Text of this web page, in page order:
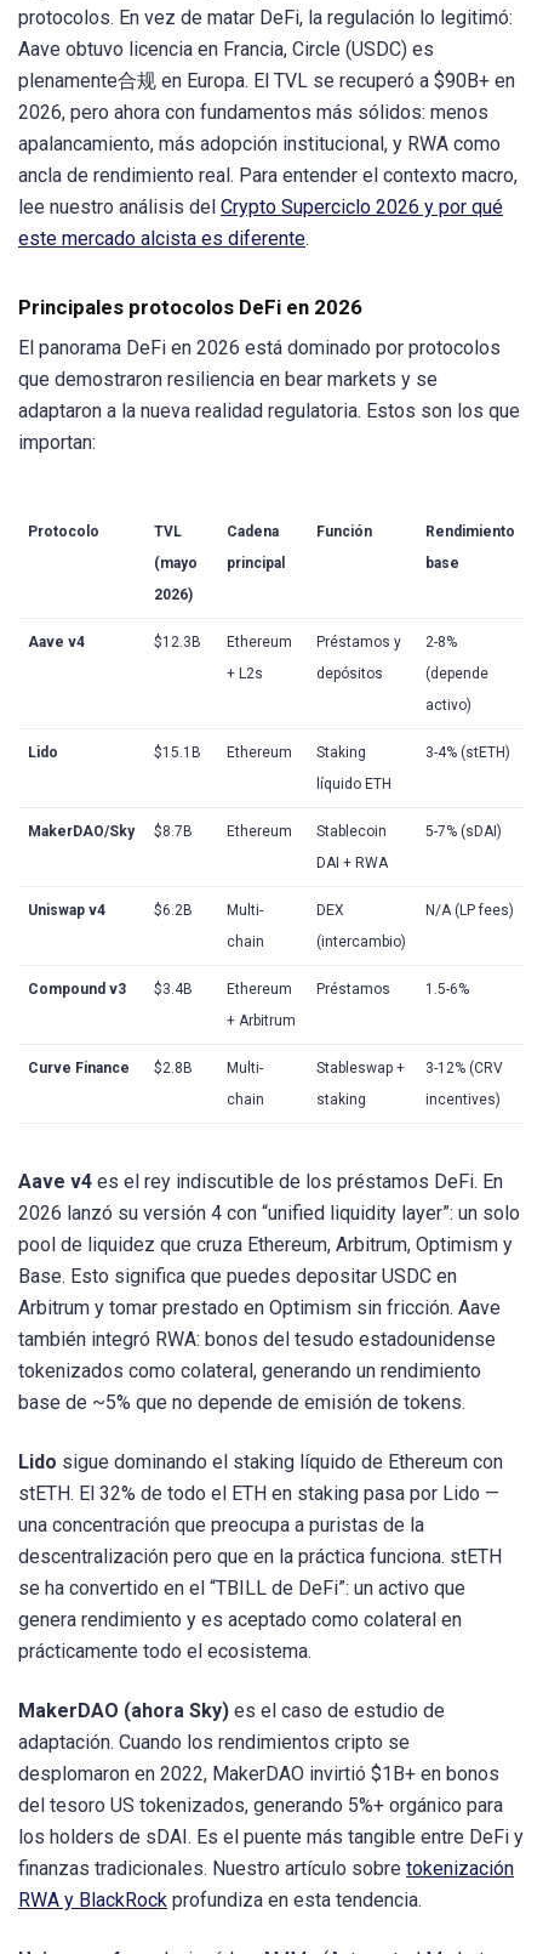
protocolos. En vez de matar DeFi, la regulación lo legitimó:
Aave obtuvo licencia en Francia, Circle (USDC) es
plenamente合规 en Europa. El TVL se recuperó a $90B+ en
2026, pero ahora con fundamentos más sólidos: menos
apalancamiento, más adopción institucional, y RWA como
ancla de rendimiento real. Para entender el contexto macro,
lee nuestro análisis del Crypto Superciclo 2026 y por qué
este mercado alcista es diferente.
Principales protocolos DeFi en 2026
El panorama DeFi en 2026 está dominado por protocolos
que demostraron resiliencia en bear markets y se
adaptaron a la nueva realidad regulatoria. Estos son los que
importan:
Protocolo
TVL
(mayo
2026)
Cadena
principal
Función
Rendimiento
base
Aave v4 $12.3B
Ethereum
+ L2s
Préstamos y
depósitos
2-8%
(depende
activo)
Lido $15.1B Ethereum
Staking
líquido ETH
3-4% (stETH)
MakerDAO/Sky $8.7B Ethereum
Stablecoin
DAI + RWA
5-7% (sDAI)
Uniswap v4 $6.2B
Multi-
chain
DEX
(intercambio)
N/A (LP fees)
Compound v3 $3.4B
Ethereum
+ Arbitrum
Préstamos 1.5-6%
Curve Finance $2.8B
Multi-
chain
Stableswap +
staking
3-12% (CRV
incentives)
Aave v4 es el rey indiscutible de los préstamos DeFi. En
2026 lanzó su versión 4 con “unified liquidity layer”: un solo
pool de liquidez que cruza Ethereum, Arbitrum, Optimism y
Base. Esto significa que puedes depositar USDC en
Arbitrum y tomar prestado en Optimism sin fricción. Aave
también integró RWA: bonos del tesudo estadounidense
tokenizados como colateral, generando un rendimiento
base de ~5% que no depende de emisión de tokens.
Lido sigue dominando el staking líquido de Ethereum con
stETH. El 32% de todo el ETH en staking pasa por Lido —
una concentración que preocupa a puristas de la
descentralización pero que en la práctica funciona. stETH
se ha convertido en el “TBILL de DeFi”: un activo que
genera rendimiento y es aceptado como colateral en
prácticamente todo el ecosistema.
MakerDAO (ahora Sky) es el caso de estudio de
adaptación. Cuando los rendimientos cripto se
desplomaron en 2022, MakerDAO invirtió $1B+ en bonos
del tesoro US tokenizados, generando 5%+ orgánico para
los holders de sDAI. Es el puente más tangible entre DeFi y
finanzas tradicionales. Nuestro artículo sobre tokenización
RWA y BlackRock profundiza en esta tendencia.